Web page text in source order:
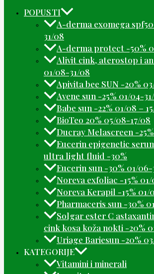
POPUSTI
A-derma exomega
31/08
A-derma protect -50%
Alivit cink, aterostop i
01/08-31/08
Apivita bee SUN -20%
Avene sun -25% 01/04-
Babe sun -22% 01/08 –
BioTeo 20% 05/08-17/08
Ducray Melascreen -
Eucerin epigenetic
ultra light fluid -30%
Eucerin sun -30% 01/06-
Noreva exfoliac -15%
Noreva Kerapil -15% 01/
Pharmaceris sun -30%
Solgar ester C
cink kosa koža nokti -20%
Uriage Bariesun -20%
KATEGORIJE
Vitamini i minerali